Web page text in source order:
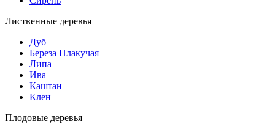
Лиственные деревья
Дуб
Береза Плакучая
Липа
Ива
Каштан
Клен
Плодовые деревья